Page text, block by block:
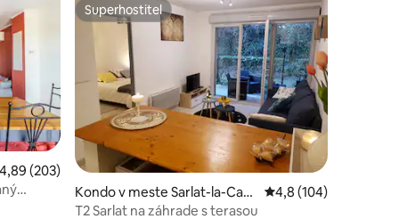
ohodnotenie 4,89 z 5, počet hodnotení: 203
4,89 (203)
Superhostiteľ
Superhostiteľ
Kondo v meste Sarlat-la-Can
éda
Priemerné
4,8 (104)
T2 Sarlat na záhrade s terasou